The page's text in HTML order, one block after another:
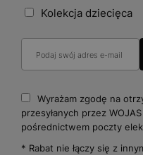
Kolekcja dziecięca
Wyrażam zgodę na
przesyłanych przez
pośrednictwem poczty
* Rabat nie łączy się z